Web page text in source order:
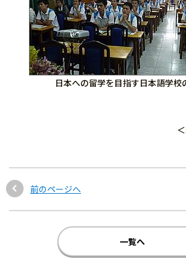
日本への留学を目指す日本語学校
前のページへ
一覧へ